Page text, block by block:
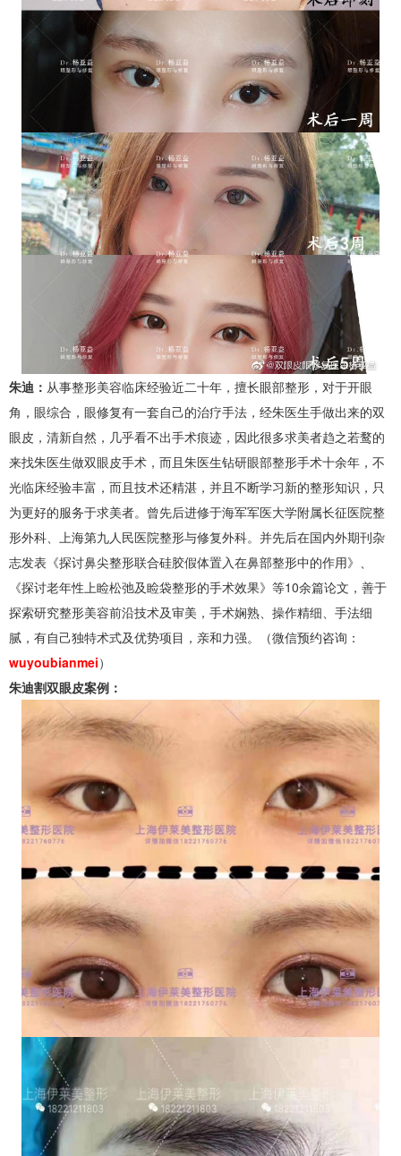
朱迪： 从事整形美容临床经验近二十年，擅长眼部整形，对于开眼
角，眼综合，眼修复有一套自己的治疗手法，经朱医生手做出来的双
眼皮，清新自然，几乎看不出手术痕迹，因此很多求美者趋之若鹜的
来找朱医生做双眼皮手术，而且朱医生钻研眼部整形手术十余年，不
光临床经验丰富，而且技术还精湛，并且不断学习新的整形知识，只
为更好的服务于求美者。曾先后进修于海军军医大学附属长征医院整
形外科、上海第九人民医院整形与修复外科。并先后在国内外期刊杂
志发表《探讨鼻尖整形联合硅胶假体置入在鼻部整形中的作用》、
《探讨老年性上睑松弛及睑袋整形的手术效果》等10余篇论文，善于
探索研究整形美容前沿技术及审美，手术娴熟、操作精细、手法细
腻，有自己独特术式及优势项目，亲和力强。（微信预约咨询：
wuyoubianmei）
朱迪割双眼皮案例：